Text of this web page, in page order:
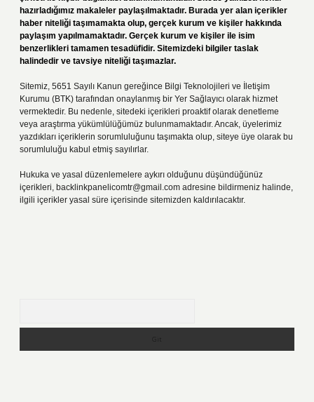
hazırladığımız makaleler paylaşılmaktadır. Burada yer alan içerikler
haber niteliği taşımamakta olup, gerçek kurum ve kişiler hakkında
paylaşım yapılmamaktadır. Gerçek kurum ve kişiler ile isim
benzerlikleri tamamen tesadüfidir. Sitemizdeki bilgiler taslak
halindedir ve tavsiye niteliği taşımazlar.
Sitemiz, 5651 Sayılı Kanun gereğince Bilgi Teknolojileri ve İletişim
Kurumu (BTK) tarafından onaylanmış bir Yer Sağlayıcı olarak hizmet
vermektedir. Bu nedenle, sitedeki içerikleri proaktif olarak denetleme
veya araştırma yükümlülüğümüz bulunmamaktadır. Ancak, üyelerimiz
yazdıkları içeriklerin sorumluluğunu taşımakta olup, siteye üye olarak bu
sorumluluğu kabul etmiş sayılırlar.
Hukuka ve yasal düzenlemelere aykırı olduğunu düşündüğünüz
içerikleri, backlinkpanelicomtr@gmail.com adresine bildirmeniz halinde,
ilgili içerikler yasal süre içerisinde sitemizden kaldırılacaktır.